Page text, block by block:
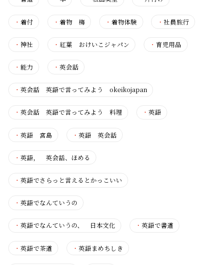
・ 着付 ・着物 梅 ・着物体験 ・ 社員旅行
・ 神社 ・紅葉 おけいこジャパン ・育児用品
・ 能力 ・英会話
・ 英会話 英語で言ってみよう okeikojapan
・ 英会話 英語で言ってみよう 料理 ・英語
・ 英語 宮島 ・英語 英会話
・ 英語， 英会話、ほめる
・ 英語でさらっと言えるとかっこいい
・ 英語でなんていうの
・ 英語でなんていうの、 日本文化 ・英語で書道
・ 英語で茶道 ・英語まめちしき